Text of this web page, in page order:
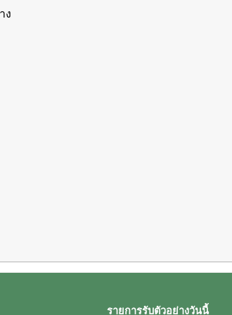
ง
รายการรับตัวอย่างวันนี้